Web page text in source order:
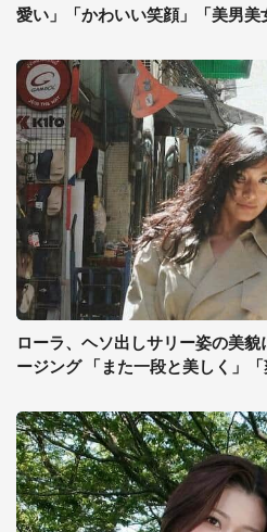
愛い」「かわいい笑顔」「美男美
ローラ、ヘソ出しサリー姿の美
ージング 「また一段と美しく」「